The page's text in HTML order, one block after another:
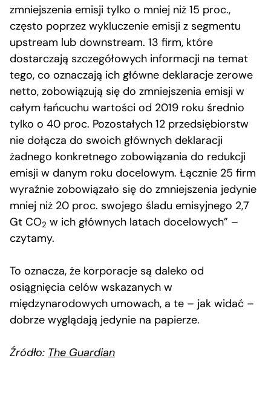
zmniejszenia emisji tylko o mniej niż 15 proc.,
często poprzez wykluczenie emisji z segmentu
upstream lub downstream. 13 firm, które
dostarczają szczegółowych informacji na temat
tego, co oznaczają ich główne deklaracje zerowe
netto, zobowiązują się do zmniejszenia emisji w
całym łańcuchu wartości od 2019 roku średnio
tylko o 40 proc. Pozostałych 12 przedsiębiorstw
nie dołącza do swoich głównych deklaracji
żadnego konkretnego zobowiązania do redukcji
emisji w danym roku docelowym. Łącznie 25 firm
wyraźnie zobowiązało się do zmniejszenia jedynie
mniej niż 20 proc. swojego śladu emisyjnego 2,7
Gt CO2 w ich głównych latach docelowych” –
czytamy.
To oznacza, że korporacje są daleko od
osiągnięcia celów wskazanych w
międzynarodowych umowach, a te – jak widać –
dobrze wyglądają jedynie na papierze.
Źródło: The Guardian